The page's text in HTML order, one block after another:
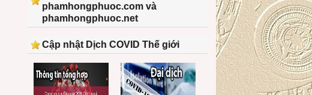
phamhongphuoc.com và
phamhongphuoc.net
Cập nhật Dịch COVID Thế giới